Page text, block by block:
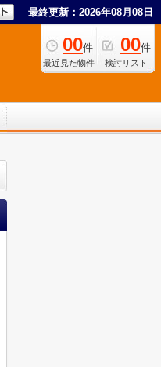
最終更新：2026年08月08日
00件
最近見た物件
00件
検討リスト